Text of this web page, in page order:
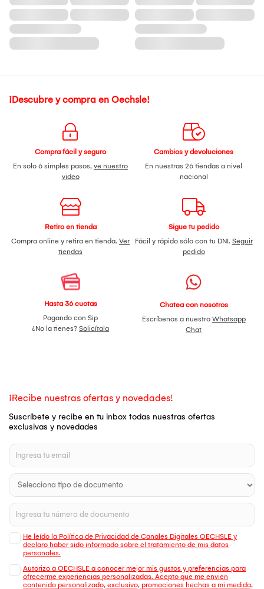
¡Descubre y compra en Oechsle!
Compra fácil y seguro
En solo 6 simples pasos, ve nuestro
video
Cambios y devoluciones
En nuestras 26 tiendas a nivel
nacional
Retiro en tienda
Compra online y retira en tienda. Ver
tiendas
Sigue tu pedido
Fácil y rápido sólo con tu DNI. Seguir
pedido
Hasta 36 cuotas
Pagando con Sip
¿No la tienes? Solicítala
Chatea con nosotros
Escríbenos a nuestro Whatsapp
Chat
¡Recibe nuestras ofertas y novedades!
Suscríbete y recibe en tu inbox todas nuestras ofertas
exclusivas y novedades
He leído la Política de Privacidad de Canales Digitales OECHSLE y
declaro haber sido informado sobre el tratamiento de mis datos
personales.
Autorizo a OECHSLE a conocer mejor mis gustos y preferencias para
ofrecerme experiencias personalizadas. Acepto que me envien
contenido personalizado, exclusivo, promociones hechas a mi medida,